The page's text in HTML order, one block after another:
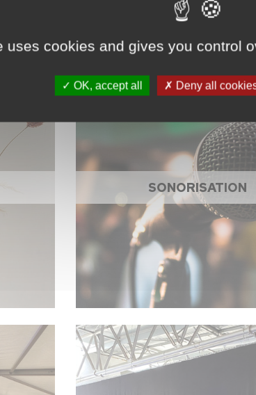
SONORISATION
uses cookies and gives you control
OK, accept all Deny all